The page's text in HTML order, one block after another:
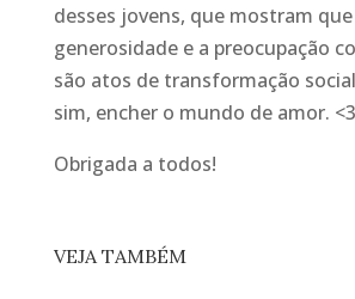
desses jovens, que mostram que
generosidade e a preocupação
são atos de transformação
sim, encher o mundo de amor. <3
Obrigada a todos!
VEJA TAMBÉM